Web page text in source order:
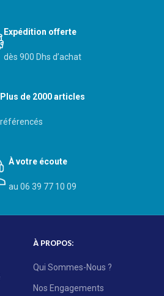
Expédition offerte
dès 900 Dhs d’achat
Plus de 2000 articles
référencés
À votre écoute
au 06 39 77 10 09
À PROPOS:
Qui Sommes-Nous ?
Nos Engagements